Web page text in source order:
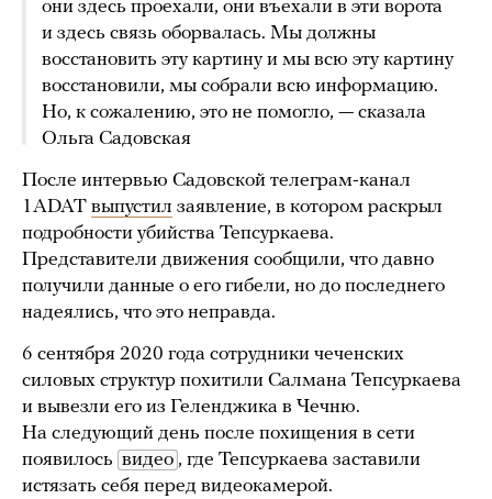
они здесь проехали, они въехали в эти ворота
и здесь связь оборвалась. Мы должны
восстановить эту картину и мы всю эту картину
восстановили, мы собрали всю информацию.
Но, к сожалению, это не помогло, — сказала
Ольга Садовская
После интервью Садовской телеграм-канал
1ADAT выпустил заявление, в котором раскрыл
подробности убийства Тепсуркаева.
Представители движения сообщили, что давно
получили данные о его гибели, но до последнего
надеялись, что это неправда.
6 сентября 2020 года сотрудники чеченских
силовых структур похитили Салмана Тепсуркаева
и вывезли его из Геленджика в Чечню.
На следующий день после похищения в сети
появилось видео , где Тепсуркаева заставили
истязать себя перед видеокамерой.